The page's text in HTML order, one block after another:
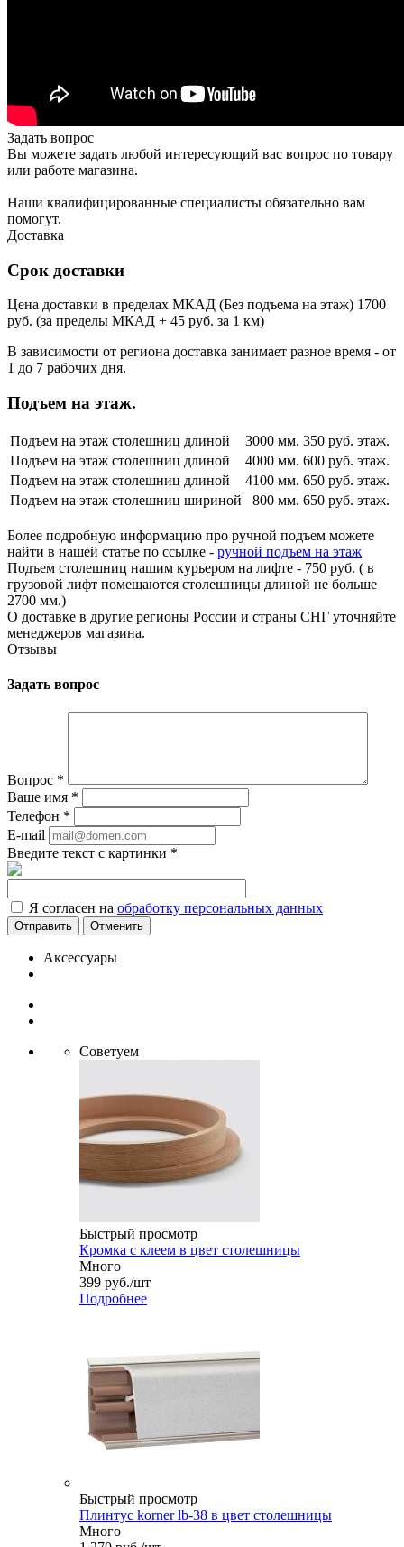
Задать вопрос
Вы можете задать любой интересующий вас вопрос по товару
или работе магазина.
Наши квалифицированные специалисты обязательно вам
помогут.
Доставка
Срок доставки
Цена доставки в пределах МКАД (Без подъема на этаж) 1700
руб. (за пределы МКАД + 45 руб. за 1 км)
В зависимости от региона доставка занимает разное время - от
1 до 7 рабочих дня.
Подъем на этаж.
Подъем на этаж столешниц длиной 3000 мм. 350 руб. этаж.
Подъем на этаж столешниц длиной
4000 мм. 600 руб. этаж.
Подъем на этаж столешниц длиной
4100 мм. 650 руб. этаж.
Подъем на этаж столешниц шириной
800 мм. 650 руб. этаж.
Более подробную информацию про ручной подъем можете
найти в нашей статье по ссылке - ручной подъем на этаж
Подъем столешниц нашим курьером на лифте - 750 руб. ( в
грузовой лифт помещаются столешницы длиной не больше
2700 мм.)
О доставке в другие регионы России и страны СНГ уточняйте
менеджеров магазина.
Отзывы
Задать вопрос
Вопрос *
Ваше имя *
Телефон *
E-mail
Введите текст с картинки *
Я согласен на обработку персональных данных
Отменить
Аксессуары
Советуем
Быстрый просмотр
Кромка с клеем в цвет столешницы
Много
399 руб./шт
Подробнее
Быстрый просмотр
Плинтус korner lb-38 в цвет столешницы
Много